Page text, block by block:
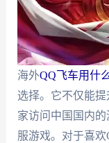
海外QQ飞车用什
选择。它不仅能
家访问中国国内
服游戏。对于喜